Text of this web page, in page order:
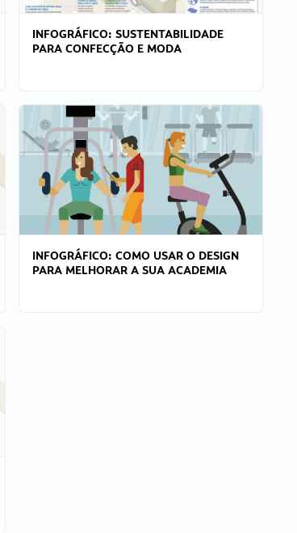
INFOGRÁFICO: SUSTENTABILIDADE
PARA CONFECÇÃO E MODA
INFOGRÁFICO: COMO USAR O DESIGN
PARA MELHORAR A SUA ACADEMIA